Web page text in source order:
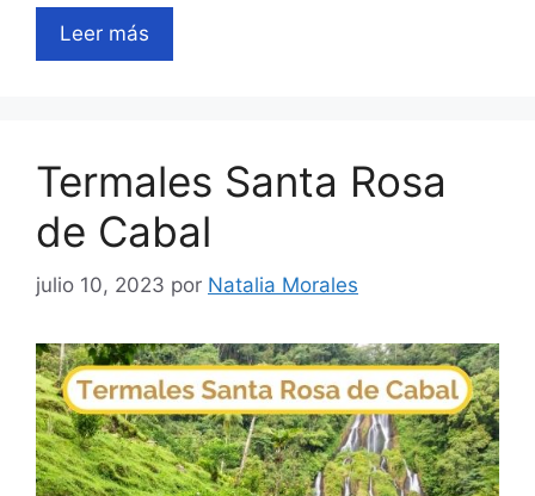
Leer más
Termales Santa Rosa
de Cabal
julio 10, 2023 por Natalia Morales